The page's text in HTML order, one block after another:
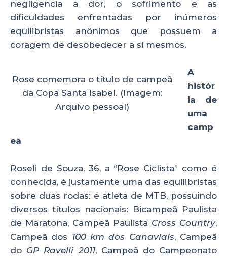
negligencia a dor, o sofrimento e as
dificuldades enfrentadas por inúmeros
equilibristas anônimos que possuem a
coragem de desobedecer a si mesmos.
Rose comemora o título de campeã
da Copa Santa Isabel. (Imagem:
Arquivo pessoal)
A
histór
ia de
uma
camp
eã
Roseli de Souza, 36, a “Rose Ciclista” como é
conhecida, é justamente uma das equilibristas
sobre duas rodas: é atleta de MTB, possuindo
diversos títulos nacionais: Bicampeã Paulista
de Maratona, Campeã Paulista Cross Country,
Campeã dos 100 km dos Canaviais, Campeã
do GP Ravelli 2011, Campeã do Campeonato